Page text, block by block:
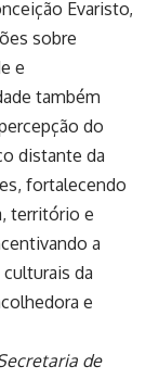
Evaristo,
sobre
e
também
do
distante da
fortalecendo
território e
a
da
e
de